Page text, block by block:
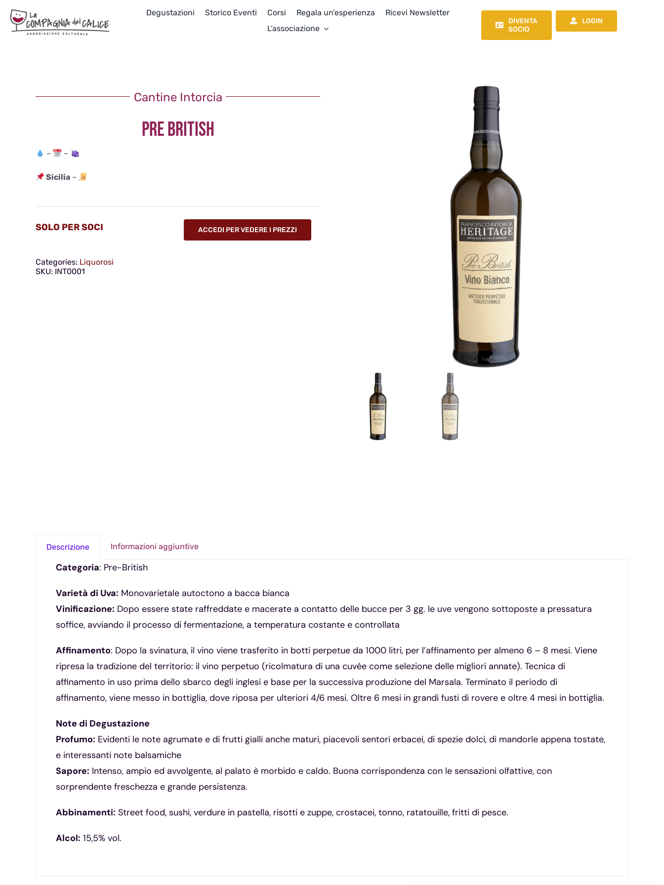
contenuto
Degustazioni Storico Eventi Corsi Regala un’esperienza
Ricevi Newsletter
L’associazione
DIVENTA
SOCIO
LOGIN
Cantine Intorcia
PRE BRITISH
– –
Sicilia –
SOLO PER SOCI ACCEDI PER VEDERE I PREZZI
Categories: Liquorosi
SKU: INT0001
Descrizione Informazioni aggiuntive
Categoria: Pre-British
Varietà di Uva: Monovarietale autoctono a bacca bianca
Vinificazione: Dopo essere state raffreddate e macerate a contatto delle bucce per 3 gg. le uve vengono sottoposte a pressatura
soffice, avviando il processo di fermentazione, a temperatura costante e controllata
Affinamento: Dopo la svinatura, il vino viene trasferito in botti perpetue da 1000 litri, per l’affinamento per almeno 6 – 8 mesi. Viene
ripresa la tradizione del territorio: il vino perpetuo (ricolmatura di una cuvée come selezione delle migliori annate). Tecnica di
affinamento in uso prima dello sbarco degli inglesi e base per la successiva produzione del Marsala. Terminato il periodo di
affinamento, viene messo in bottiglia, dove riposa per ulteriori 4/6 mesi. Oltre 6 mesi in grandi fusti di rovere e oltre 4 mesi in bottiglia.
Note di Degustazione
Profumo: Evidenti le note agrumate e di frutti gialli anche maturi, piacevoli sentori erbacei, di spezie dolci, di mandorle appena tostate,
e interessanti note balsamiche
Sapore: Intenso, ampio ed avvolgente, al palato è morbido e caldo. Buona corrispondenza con le sensazioni olfattive, con
sorprendente freschezza e grande persistenza.
Abbinamenti: Street food, sushi, verdure in pastella, risotti e zuppe, crostacei, tonno, ratatouille, fritti di pesce.
Alcol: 15,5% vol.